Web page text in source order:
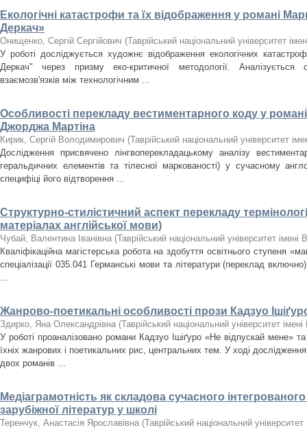
Екологічні катастрофи та їх відображення у романі
Деркач»
Онищенко, Сергій Сергійович (Таврійський національний університет
У роботі досліджується художнє відображення екологічних
Деркач" через призму еко-критичної методології. Аналізується
взаємозв'язків між технологічним ...
Особливості перекладу вестиментарного коду у
Джорджа Мартіна
Кирик, Сергій Володимирович (Таврійський національний університет
Дослідження присвячено лінгвоперекладацькому аналізу
геральдичних елементів та тілесної маркованості) у сучасному
специфіці його відтворення ...
Структурно-стилістичний аспект перекладу
матеріалах англійської мови)
Чубай, Валентина Іванівна (Таврійський національний університет імені
Кваліфікаційна магістерська робота на здобуття освітнього ступеня
спеціалізації 035.041 Германські мови та літератури (переклад
...
Жанрово-поетикальні особливості прози Кадзуо
Здирко, Яна Олександрівна (Таврійський національний університет
У роботі проаналізовано романи Кадзуо Ішіґуро «Не відпускай мене»
їхніх жанрових і поетикальних рис, центральних тем. У ході
двох романів ...
Медіаграмотність як складова сучасного
зарубіжної літератур у школі
Теренчук, Анастасія Ярославівна (Таврійський національний